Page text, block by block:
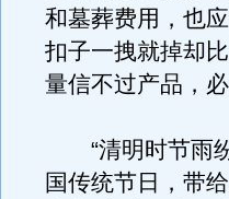
和墓葬费用，也
扣子一拽就掉却
量信不过产品，
“清明时节雨纷
国传统节日，带